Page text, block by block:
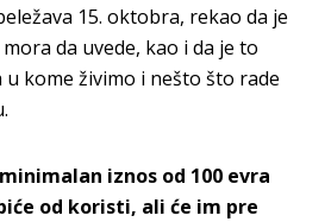
15. oktobra, rekao da je
da uvede, kao i da je to
kome živimo i nešto što rade
iznos od 100 evra
od koristi, ali će im pre